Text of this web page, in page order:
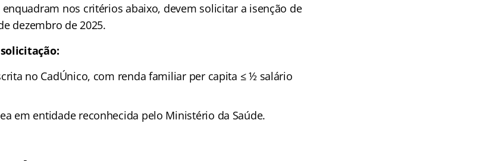
nos critérios abaixo, devem solicitar a isenção de
dezembro de 2025.
no CadÚnico, com renda familiar per capita ≤ ½ salário
em entidade reconhecida pelo Ministério da Saúde.